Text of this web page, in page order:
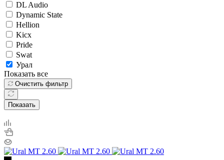
DL Audio
Dynamic State
Hellion
Kicx
Pride
Swat
Урал
Показать все
Очистить фильтр
Показать